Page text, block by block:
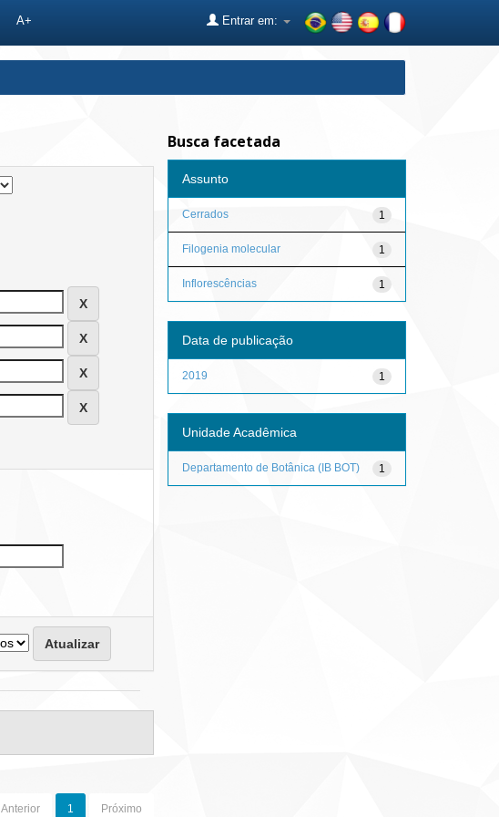
A+ Entrar em:
Anterior 1 Próximo
Busca facetada
Assunto
1
Cerrados
1
Filogenia molecular
1
Inflorescências
Data de publicação
1
2019
Unidade Acadêmica
1
Departamento de Botânica (IB BOT)